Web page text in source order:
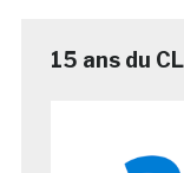
15 ans du